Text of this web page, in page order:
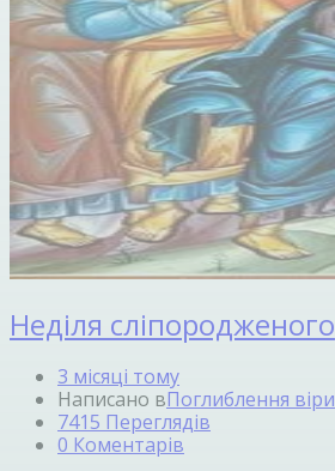
Неділя сліпородженого
3 місяці тому
Написано вПоглиблення віри
7415 Переглядів
0 Коментарів